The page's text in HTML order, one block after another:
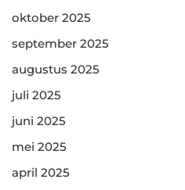
oktober 2025
september 2025
augustus 2025
juli 2025
juni 2025
mei 2025
april 2025